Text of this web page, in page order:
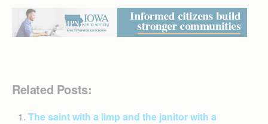
Related Posts:
The saint with a limp and the janitor with a